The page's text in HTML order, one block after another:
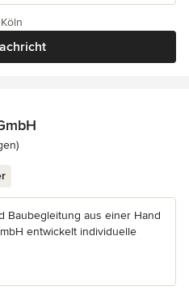
von 5 Sternen
Baubegleitung aus einer Hand
entwickelt individuelle